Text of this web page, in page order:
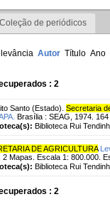
Coleção de periódicos
Autor Título Ano
: 2
Santo (Estado). Secretaria
Brasília : SEAG, 1974. 164
Biblioteca Rui
DE AGRICULTURA
2 Mapas. Escala 1: 800.000.
Biblioteca Rui
: 2